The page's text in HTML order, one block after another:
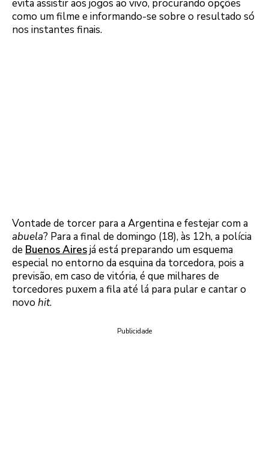
evita assistir aos jogos ao vivo, procurando opções
como um filme e informando-se sobre o resultado só
nos instantes finais.
Vontade de torcer para a Argentina e festejar com a
abuela? Para a final de domingo (18), às 12h, a polícia
de Buenos Airesjá está preparando um esquema
especial no entorno da esquina da torcedora, pois a
previsão, em caso de vitória, é que milhares de
torcedores puxem a fila até lá para pular e cantar o
novo hit.
Publicidade